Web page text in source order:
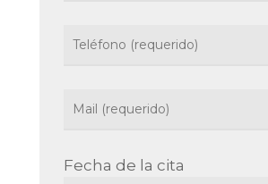
Fecha de la cita